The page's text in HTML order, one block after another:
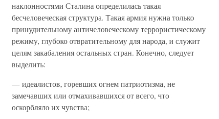
наклонностями Сталина определилась такая
бесчеловеческая структура. Такая армия нужна только
принудительному античеловеческому террористическому
режиму, глубоко отвратительному для народа, и служит
целям закабаления остальных стран. Конечно, следует
выделить:
— идеалистов, горевших огнем патриотизма, не
замечавших или отмахивавшихся от всего, что
оскорбляло их чувства;